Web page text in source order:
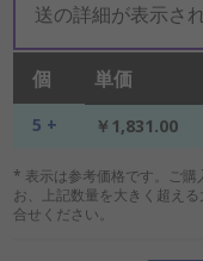
送の詳細が表示され
個 単価
5 + ￥1,831.00
* 表示は参考価格です。ご
お、上記数量を大きく超え
合せください。